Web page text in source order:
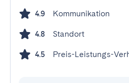
4.9 Kommunikation
4.8 Standort
4.5 Preis-Leistungs-